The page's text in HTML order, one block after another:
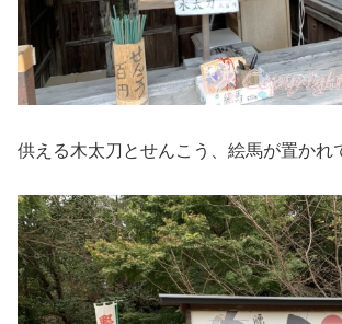
供える木太刀とせんこう、絵馬が置かれ